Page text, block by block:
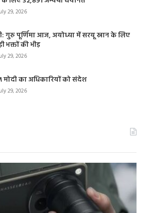
29, 2026
गुरु पूर्णिमा आज, अयोध्या में सरयू स्नान के लिए
भक्तों की भीड़
29, 2026
मोदी का अधिकारियों को संदेश
29, 2026